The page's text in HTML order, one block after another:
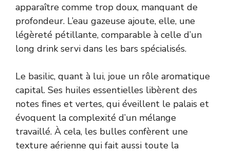
apparaître comme trop doux, manquant de
profondeur. L’eau gazeuse ajoute, elle, une
légèreté pétillante, comparable à celle d’un
long drink servi dans les bars spécialisés.
Le basilic, quant à lui, joue un rôle aromatique
capital. Ses huiles essentielles libèrent des
notes fines et vertes, qui éveillent le palais et
évoquent la complexité d’un mélange
travaillé. À cela, les bulles confèrent une
texture aérienne qui fait aussi toute la